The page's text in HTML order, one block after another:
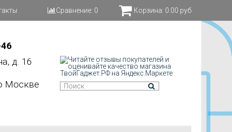
Сравнение: 0 Корзина: 0.00 руб
д. 16
Москве